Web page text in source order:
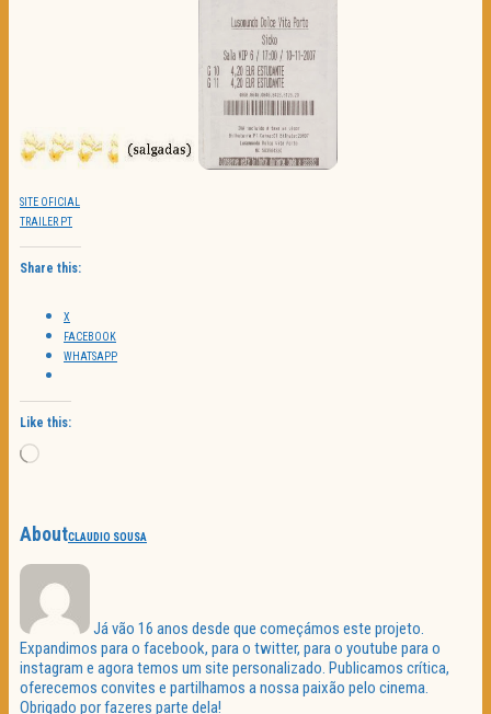
SITE OFICIAL
TRAILER PT
Share this:
X
FACEBOOK
WHATSAPP
Like this:
Loading…
AboutCLAUDIO SOUSA
Já vão 16 anos desde que começámos este projeto.
Expandimos para o facebook, para o twitter, para o youtube para o
instagram e agora temos um site personalizado. Publicamos crítica,
oferecemos convites e partilhamos a nossa paixão pelo cinema.
Obrigado por fazeres parte dela!